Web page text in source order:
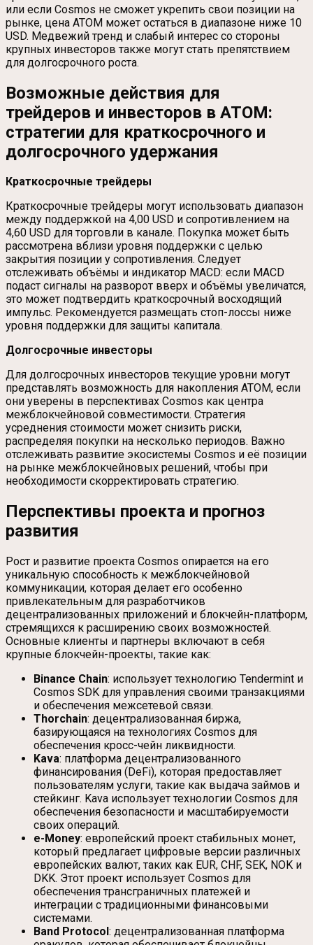
или если Cosmos не сможет укрепить свои позиции на
рынке, цена ATOM может остаться в диапазоне ниже 10
USD. Медвежий тренд и слабый интерес со стороны
крупных инвесторов также могут стать препятствием
для долгосрочного роста.
Возможные действия для
трейдеров и инвесторов в ATOM:
стратегии для краткосрочного и
долгосрочного удержания
Краткосрочные трейдеры
Краткосрочные трейдеры могут использовать диапазон
между поддержкой на 4,00 USD и сопротивлением на
4,60 USD для торговли в канале. Покупка может быть
рассмотрена вблизи уровня поддержки с целью
закрытия позиции у сопротивления. Следует
отслеживать объёмы и индикатор MACD: если MACD
подаст сигналы на разворот вверх и объёмы увеличатся,
это может подтвердить краткосрочный восходящий
импульс. Рекомендуется размещать стоп-лоссы ниже
уровня поддержки для защиты капитала.
Долгосрочные инвесторы
Для долгосрочных инвесторов текущие уровни могут
представлять возможность для накопления ATOM, если
они уверены в перспективах Cosmos как центра
межблокчейновой совместимости. Стратегия
усреднения стоимости может снизить риски,
распределяя покупки на несколько периодов. Важно
отслеживать развитие экосистемы Cosmos и её позиции
на рынке межблокчейновых решений, чтобы при
необходимости скорректировать стратегию.
Перспективы проекта и прогноз
развития
Рост и развитие проекта Cosmos опирается на его
уникальную способность к межблокчейновой
коммуникации, которая делает его особенно
привлекательным для разработчиков
децентрализованных приложений и блокчейн-платформ,
стремящихся к расширению своих возможностей.
Основные клиенты и партнеры включают в себя
крупные блокчейн-проекты, такие как:
Binance Chain: использует технологию Tendermint и
Cosmos SDK для управления своими транзакциями
и обеспечения межсетевой связи.
Thorchain: децентрализованная биржа,
базирующаяся на технологиях Cosmos для
обеспечения кросс-чейн ликвидности.
Kava: платформа децентрализованного
финансирования (DeFi), которая предоставляет
пользователям услуги, такие как выдача займов и
стейкинг. Kava использует технологии Cosmos для
обеспечения безопасности и масштабируемости
своих операций.
e-Money: европейский проект стабильных монет,
который предлагает цифровые версии различных
европейских валют, таких как EUR, CHF, SEK, NOK и
DKK. Этот проект использует Cosmos для
обеспечения трансграничных платежей и
интеграции с традиционными финансовыми
системами.
Band Protocol : децентрализованная платформа